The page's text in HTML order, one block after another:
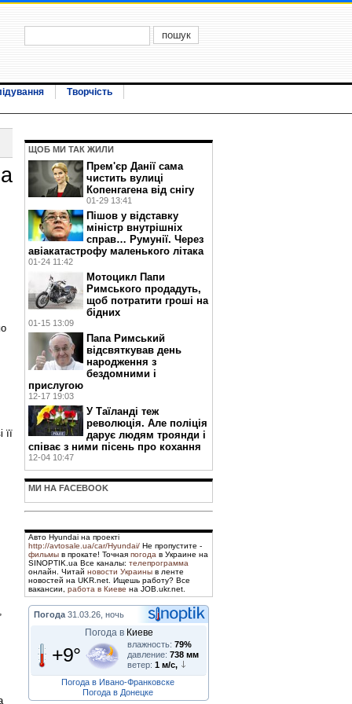
Творчість
ЩОБ МИ ТАК ЖИЛИ
Прем'єр Данії сама
чистить вулиці
Копенгагена від снігу
01-29 13:41
Пішов у відставку
міністр внутрішніх
справ… Румунії. Через
авіакатастрофу маленького літака
01-24 11:42
Мотоцикл Папи
Римського продадуть,
щоб потратити гроші на
бідних
01-15 13:09
Папа Римський
відсвяткував день
народження з
бездомними і
прислугою
12-17 19:03
У Таїланді теж
революція. Але поліція
дарує людям троянди і
співає з ними пісень про кохання
12-04 10:47
МИ НА FACEBOOK
Авто Hyundai на проекті
http://avtosale.ua/car/Hyundai/ Не пропустите -
фильмы в прокате! Точная погода в Украине на
SINOPTIK.ua Все каналы: телепрограмма
онлайн. Читай новости Украины в ленте
новостей на UKR.net. Ищешь работу? Все
вакансии, работа в Киеве на JOB.ukr.net.
Погода 31.03.26, ночь
Погода в Киеве
+9° влажность: 79%
давление: 738 мм
ветер: 1 м/с,
Погода в Ивано-Франковске
Погода в Донецке